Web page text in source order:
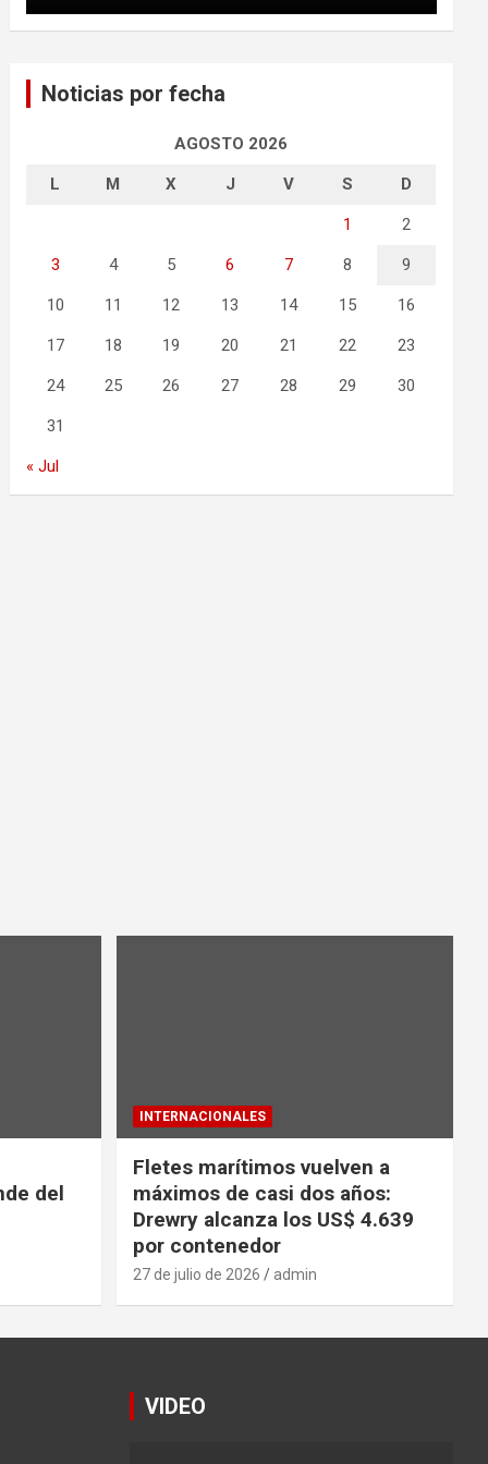
Noticias por fecha
AGOSTO 2026
L M X J V S D
1 2
3 4 5 6 7 8 9
10 11 12 13 14 15 16
17 18 19 20 21 22 23
24 25 26 27 28 29 30
31
« Jul
del
INTERNACIONALES
Fletes marítimos vuelven a
máximos de casi dos años:
Drewry alcanza los US$ 4.639
por contenedor
27 de julio de 2026 admin
VIDEO